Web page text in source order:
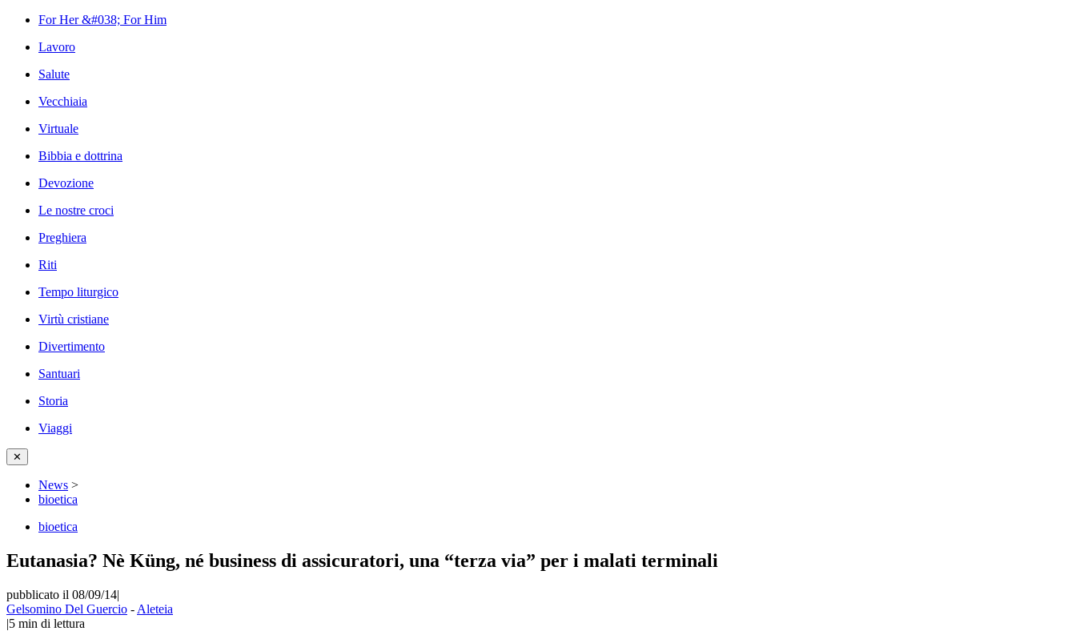
For Her &#038; For Him
Lavoro
Salute
Vecchiaia
Virtuale
Bibbia e dottrina
Devozione
Le nostre croci
Preghiera
Riti
Tempo liturgico
Virtù cristiane
Divertimento
Santuari
Storia
Viaggi
✕
News >
bioetica
bioetica
Eutanasia? Nè Küng, né business di assicuratori, una “terza via” per i malati terminali
pubblicato il 08/09/14|
Gelsomino Del Guercio - Aleteia
|5 min di lettura